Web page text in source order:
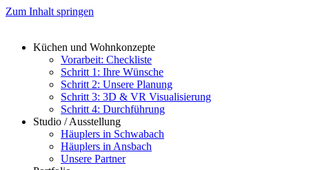
Zum Inhalt springen
Küchen und Wohnkonzepte
Vorarbeit: Checkliste
Schritt 1: Ihre Wünsche
Schritt 2: Unsere Planung
Schritt 3: 3D & VR Visualisierung
Schritt 4: Durchführung
Studio / Ausstellung
Häuplers in Schwabach
Häuplers in Ansbach
Unsere Partner